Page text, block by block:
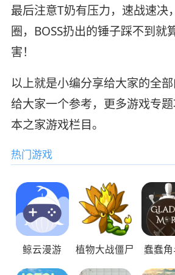
最后注意T奶有压力，速战速决
圈，BOSS扔出的锤子踩不到就
害！
以上就是小编分享给大家的全
给大家一个参考，更多游戏专
本之家游戏栏目。
热门游戏
鲸云漫游 植物大战僵尸 蠢蠢